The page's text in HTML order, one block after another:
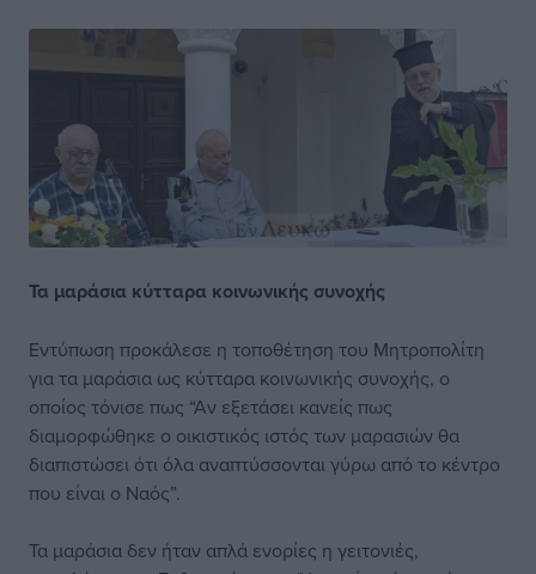
Τα μαράσια κύτταρα κοινωνικής συνοχής
Εντύπωση προκάλεσε η τοποθέτηση του Μητροπολίτη
για τα μαράσια ως κύτταρα κοινωνικής συνοχής, ο
οποίος τόνισε πως “Αν εξετάσει κανείς πως
διαμορφώθηκε ο οικιστικός ιστός των μαρασιών θα
διαπιστώσει ότι όλα αναπτύσσονται γύρω από το κέντρο
που είναι ο Ναός”.
Τα μαράσια δεν ήταν απλά ενορίες η γειτονιές,